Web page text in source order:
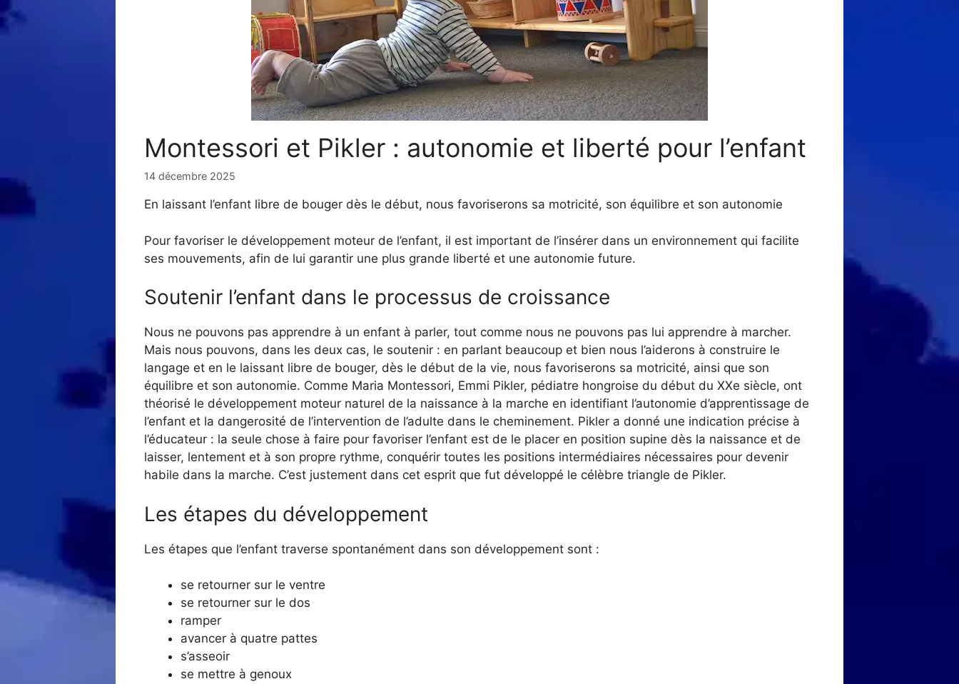
Montessori et Pikler : autonomie et liberté pour l’enfant
14 décembre 2025
En laissant l’enfant libre de bouger dès le début, nous favoriserons sa motricité, son équilibre et son autonomie
Pour favoriser le développement moteur de l’enfant, il est important de l’insérer dans un environnement qui facilite
ses mouvements, afin de lui garantir une plus grande liberté et une autonomie future.
Soutenir l’enfant dans le processus de croissance
Nous ne pouvons pas apprendre à un enfant à parler, tout comme nous ne pouvons pas lui apprendre à marcher.
Mais nous pouvons, dans les deux cas, le soutenir : en parlant beaucoup et bien nous l’aiderons à construire le
langage et en le laissant libre de bouger, dès le début de la vie, nous favoriserons sa motricité, ainsi que son
équilibre et son autonomie. Comme Maria Montessori, Emmi Pikler, pédiatre hongroise du début du XXe siècle, ont
théorisé le développement moteur naturel de la naissance à la marche en identifiant l’autonomie d’apprentissage de
l’enfant et la dangerosité de l’intervention de l’adulte dans le cheminement. Pikler a donné une indication précise à
l’éducateur : la seule chose à faire pour favoriser l’enfant est de le placer en position supine dès la naissance et de
laisser, lentement et à son propre rythme, conquérir toutes les positions intermédiaires nécessaires pour devenir
habile dans la marche. C’est justement dans cet esprit que fut développé le célèbre triangle de Pikler.
Les étapes du développement
Les étapes que l’enfant traverse spontanément dans son développement sont :
se retourner sur le ventre
se retourner sur le dos
ramper
avancer à quatre pattes
s’asseoir
se mettre à genoux